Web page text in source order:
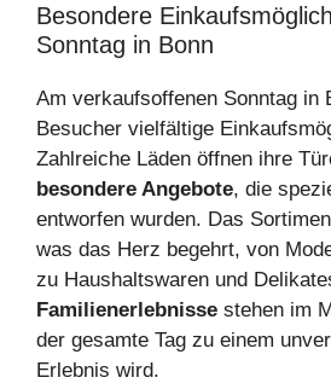
Besondere
Sonntag in Bonn
Am verkaufsoffenen Sonntag in
Besucher vielfältige
Zahlreiche Läden öffnen ihre
besondere Angebote, die
entworfen wurden. Das
was das Herz begehrt, von
zu Haushaltswaren und
Familienerlebnisse stehen im
der gesamte Tag zu einem
Erlebnis wird.